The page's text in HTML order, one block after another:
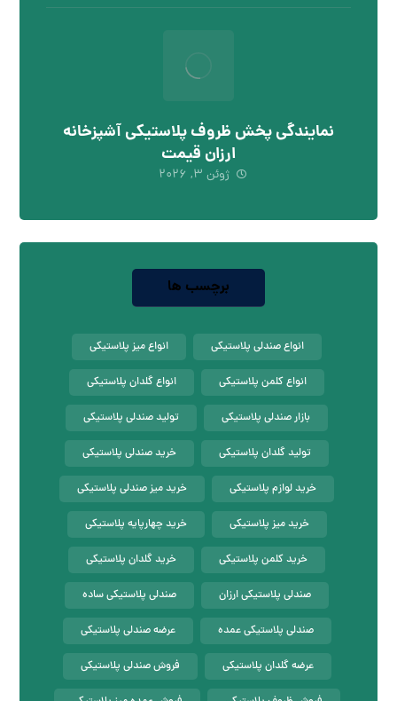
نمایندگی پخش ظروف پلاستیکی آشپزخانه
ارزان قیمت
ژوئن ۳, ۲۰۲۶
برچسب ها
انواع صندلی پلاستیکی انواع میز پلاستیکی
انواع کلمن پلاستیکی انواع گلدان پلاستیکی
بازار صندلی پلاستیکی تولید صندلی پلاستیکی
تولید گلدان پلاستیکی خرید صندلی پلاستیکی
خرید لوازم پلاستیکی خرید میز صندلی پلاستیکی
خرید میز پلاستیکی خرید چهارپایه پلاستیکی
خرید کلمن پلاستیکی خرید گلدان پلاستیکی
صندلی پلاستیکی ارزان صندلی پلاستیکی ساده
صندلی پلاستیکی عمده عرضه صندلی پلاستیکی
عرضه گلدان پلاستیکی فروش صندلی پلاستیکی